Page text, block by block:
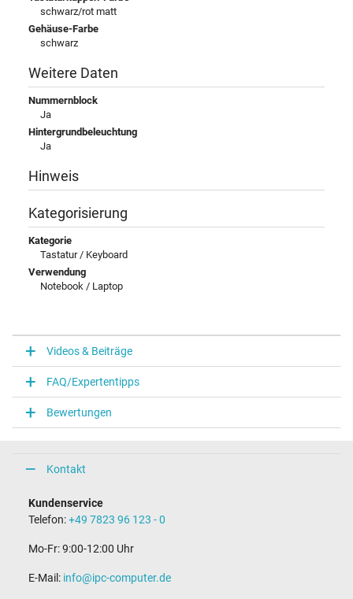
schwarz/rot matt
Gehäuse-Farbe
schwarz
Weitere Daten
Nummernblock
Ja
Hintergrundbeleuchtung
Ja
Hinweis
Kategorisierung
Kategorie
Tastatur / Keyboard
Verwendung
Notebook / Laptop
Videos & Beiträge
FAQ/Expertentipps
Bewertungen
Kontakt
Kundenservice
Telefon:+49 7823 96 123 - 0
Mo-Fr: 9:00-12:00 Uhr
E-Mail: info@ipc-computer.de